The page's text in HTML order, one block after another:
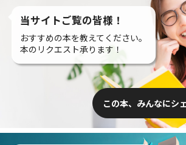
当サイトご覧の皆様！
おすすめの本を教えてください。
本のリクエスト承ります！
この本、みんなにシ